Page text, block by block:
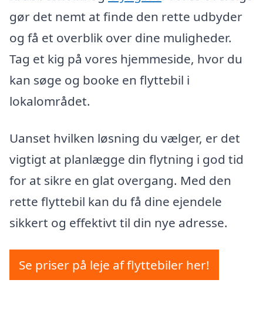
gør det nemt at finde den rette udbyder
og få et overblik over dine muligheder.
Tag et kig på vores hjemmeside, hvor du
kan søge og booke en flyttebil i
lokalområdet.
Uanset hvilken løsning du vælger, er det
vigtigt at planlægge din flytning i god tid
for at sikre en glat overgang. Med den
rette flyttebil kan du få dine ejendele
sikkert og effektivt til din nye adresse.
Se priser på leje af flyttebiler her!